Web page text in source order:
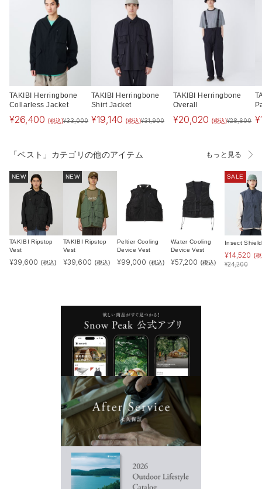
TAKIBI Herringbone
Collarless Jacket
¥26,400 (税込)¥33,000
TAKIBI Herringbone
Shirt Jacket
¥19,140 (税込)¥31,900
TAKIBI Herringbone
Overall
¥20,020 (税込)¥28,600 ¥
「ベスト」カテゴリの他のアイテム もっと見る
NEW
TAKIBI Ripstop
Vest
¥39,600 (税込)
NEW
TAKIBI Ripstop
Vest
¥39,600 (税込)
Peltier Cooling
Device Vest
¥99,000 (税込)
Water Cooling
Device Vest
¥57,200 (税込)
SALE
Insect
¥14,520 (
¥24,200